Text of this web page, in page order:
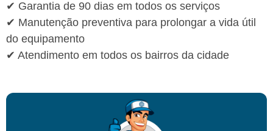
✔ Garantia de 90 dias em todos os serviços
✔ Manutenção preventiva para prolongar a vida útil
do equipamento
✔ Atendimento em todos os bairros da cidade